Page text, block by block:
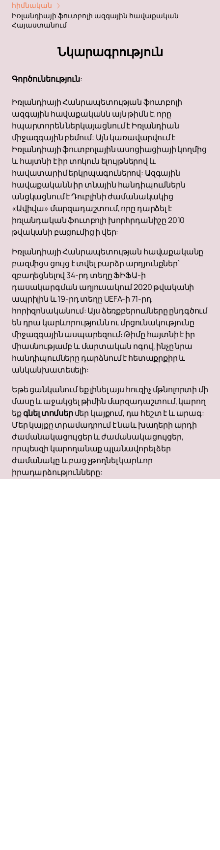
հիմնական
Իռլանդիայի ֆուտբոլի ազգային հավաքական
Հայաստանում
Նկարագրություն
Գործունեություն:
Իռլանդիայի Հանրապետության ֆուտբոլի
ազգային հավաքականն այն թիմն է, որը
հպարտորեն ներկայացնում է Իռլանդիան
միջազգային բեմում: Այն կառավարվում է
Իռլանդիայի ֆուտբոլային ասոցիացիայի կողմից
և հայտնի է իր տոկուն ելույթներով և
հավատարիմ երկրպագուներով: Ազգային
հավաքականն իր տնային հանդիպումներն
անցկացնում է Դուբլինի ժամանակակից
«Ավիվա» մարզադաշտում, որը դարձել է
իռլանդական ֆուտբոլի խորհրդանիշը 2010
թվականի բացումից ի վեր:
Իռլանդիայի Հանրապետության հավաքականը
բազմիցս ցույց է տվել բարձր արդյունքներ՝
զբաղեցնելով 34-րդ տեղը ՖԻՖԱ-ի
դասակարգման աղյուսակում 2020 թվականի
ապրիլին և 19-րդ տեղը UEFA-ի 71-րդ
հորիզոնականում: Այս ձեռքբերումները ընդգծում
են դրա կարևորությունն ու մրցունակությունը
միջազգային ասպարեզում։ Թիմը հայտնի է իր
միասնությամբ և մարտական ​​ոգով, ինչը նրա
հանդիպումները դարձնում է հետաքրքիր և
անկանխատեսելի:
Եթե ցանկանում եք լինել այս հուզիչ մթնոլորտի մի
մասը և աջակցել թիմին մարզադաշտում, կարող
եքգնել տոմսերմեր կայքում, դա հեշտ է և արագ:
Մեր կայքը տրամադրում է նաև խաղերի արդի
ժամանակացույցեր և ժամանակացույցեր,
որպեսզի կարողանաք պլանավորել ձեր
ժամանակը և բաց չթողնել կարևոր
իրադարձությունները: